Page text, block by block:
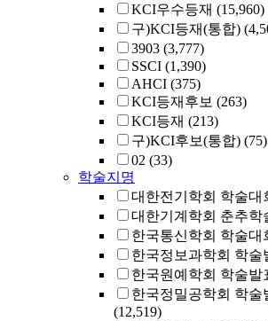
KCI우수등재 (15,960)
구)KCI등재(통합)
3903 (3,777)
SSCI (1,390)
AHCI (375)
KCI등재후보 (263)
KCI등재 (213)
구)KCI후보(통합) (75)
02 (33)
학술지명
대한전기학회 학술대
대한기계학회 춘추학
한국통신학회 학술대
한국정보과학회 학술
한국원예학회 학술발
한국정밀공학회 학술
(12,519)